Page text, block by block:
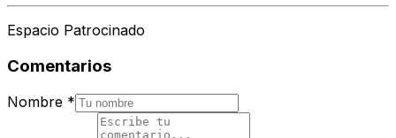
Espacio Patrocinado
Comentarios
Nombre *